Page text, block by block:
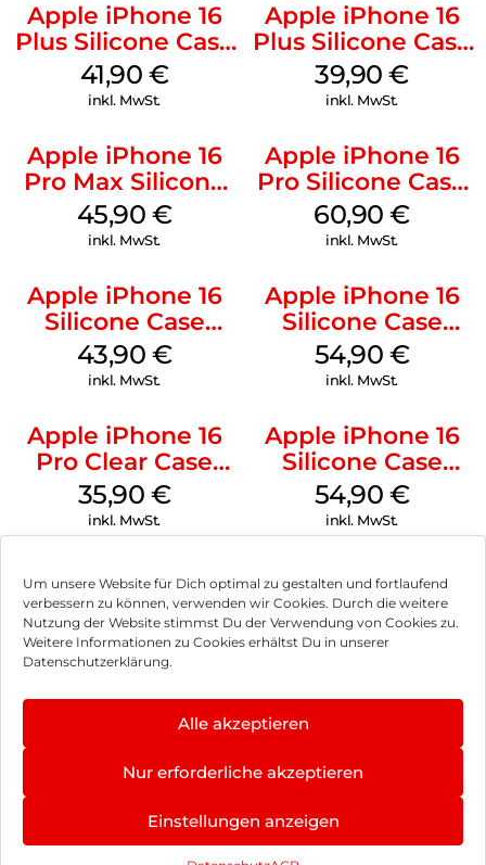
Um unsere Website für Dich optimal zu gestalten und fortlaufend
verbessern zu können, verwenden wir Cookies. Durch die weitere
Nutzung der Website stimmst Du der Verwendung von Cookies zu.
Weitere Informationen zu Cookies erhältst Du in unserer
Datenschutzerklärung.
Alle akzeptieren
Nur erforderliche akzeptieren
Einstellungen anzeigen
Apple iPhone 16
Plus Silicone Case
MagSafe Stone
Gray
41,90 €
inkl. MwSt.
Apple iPhone 16
Plus Silicone Case
MagSafe Plum
39,90€
inkl. MwSt.
Apple iPhone 16
Pro Max Silicone
Case MagSafe
Ultramarine
45,90 €
inkl. MwSt.
Apple iPhone 16
Pro Silicone Case
MagSafe Stone
Gray
60,90€
inkl. MwSt.
Apple iPhone 16
Silicone Case
MagSafe Plum
43,90 €
inkl. MwSt.
Apple iPhone 16
Silicone Case
MagSafe Lake
Green
54,90 €
inkl. MwSt.
Apple iPhone 16
Pro Clear Case
MagSafe
Transparent
35,90 €
inkl. MwSt.
Apple iPhone 16
Silicone Case
MagSafe Black
54,90 €
inkl. MwSt.
Impressum
Hinweis zur Batterieentsorgung
Newsletter